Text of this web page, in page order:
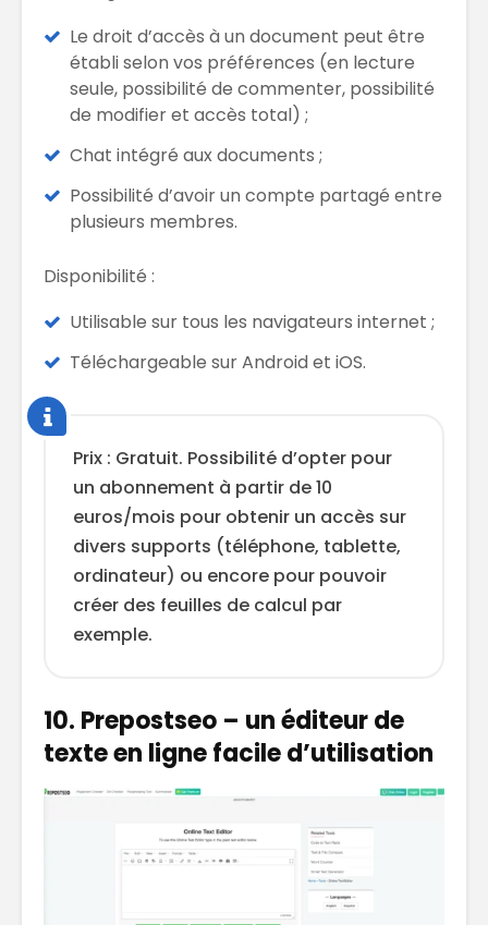
Le droit d’accès à un document peut être
établi selon vos préférences (en lecture
seule, possibilité de commenter, possibilité
de modifier et accès total) ;
Chat intégré aux documents ;
Possibilité d’avoir un compte partagé entre
plusieurs membres.
Disponibilité :
Utilisable sur tous les navigateurs internet ;
Téléchargeable sur Android et iOS.
Prix : Gratuit. Possibilité d’opter pour
un abonnement à partir de 10
euros/mois pour obtenir un accès sur
divers supports (téléphone, tablette,
ordinateur) ou encore pour pouvoir
créer des feuilles de calcul par
exemple.
10. Prepostseo – un éditeur de
texte en ligne facile d’utilisation